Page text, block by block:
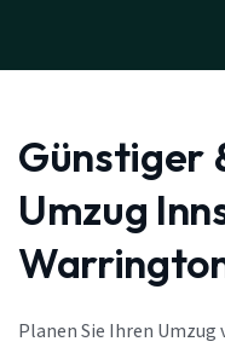
Günstiger
Umzug
Planen Sie Ihren